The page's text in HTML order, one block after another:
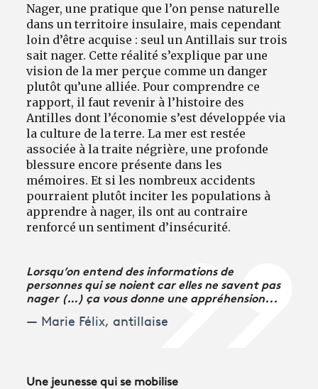
Nager, une pratique que l’on pense naturelle
dans un territoire insulaire, mais cependant
loin d’être acquise : seul un Antillais sur trois
sait nager. Cette réalité s’explique par une
vision de la mer perçue comme un danger
plutôt qu’une alliée. Pour comprendre ce
rapport, il faut revenir à l’histoire des
Antilles dont l’économie s’est développée via
la culture de la terre. La mer est restée
associée à la traite négrière, une profonde
blessure encore présente dans les
mémoires. Et si les nombreux accidents
pourraient plutôt inciter les populations à
apprendre à nager, ils ont au contraire
renforcé un sentiment d’insécurité.
Lorsqu’on entend des informations de
personnes qui se noient car elles ne savent pas
nager (…) ça vous donne une appréhension...
Marie Félix, antillaise
Une jeunesse qui se mobilise